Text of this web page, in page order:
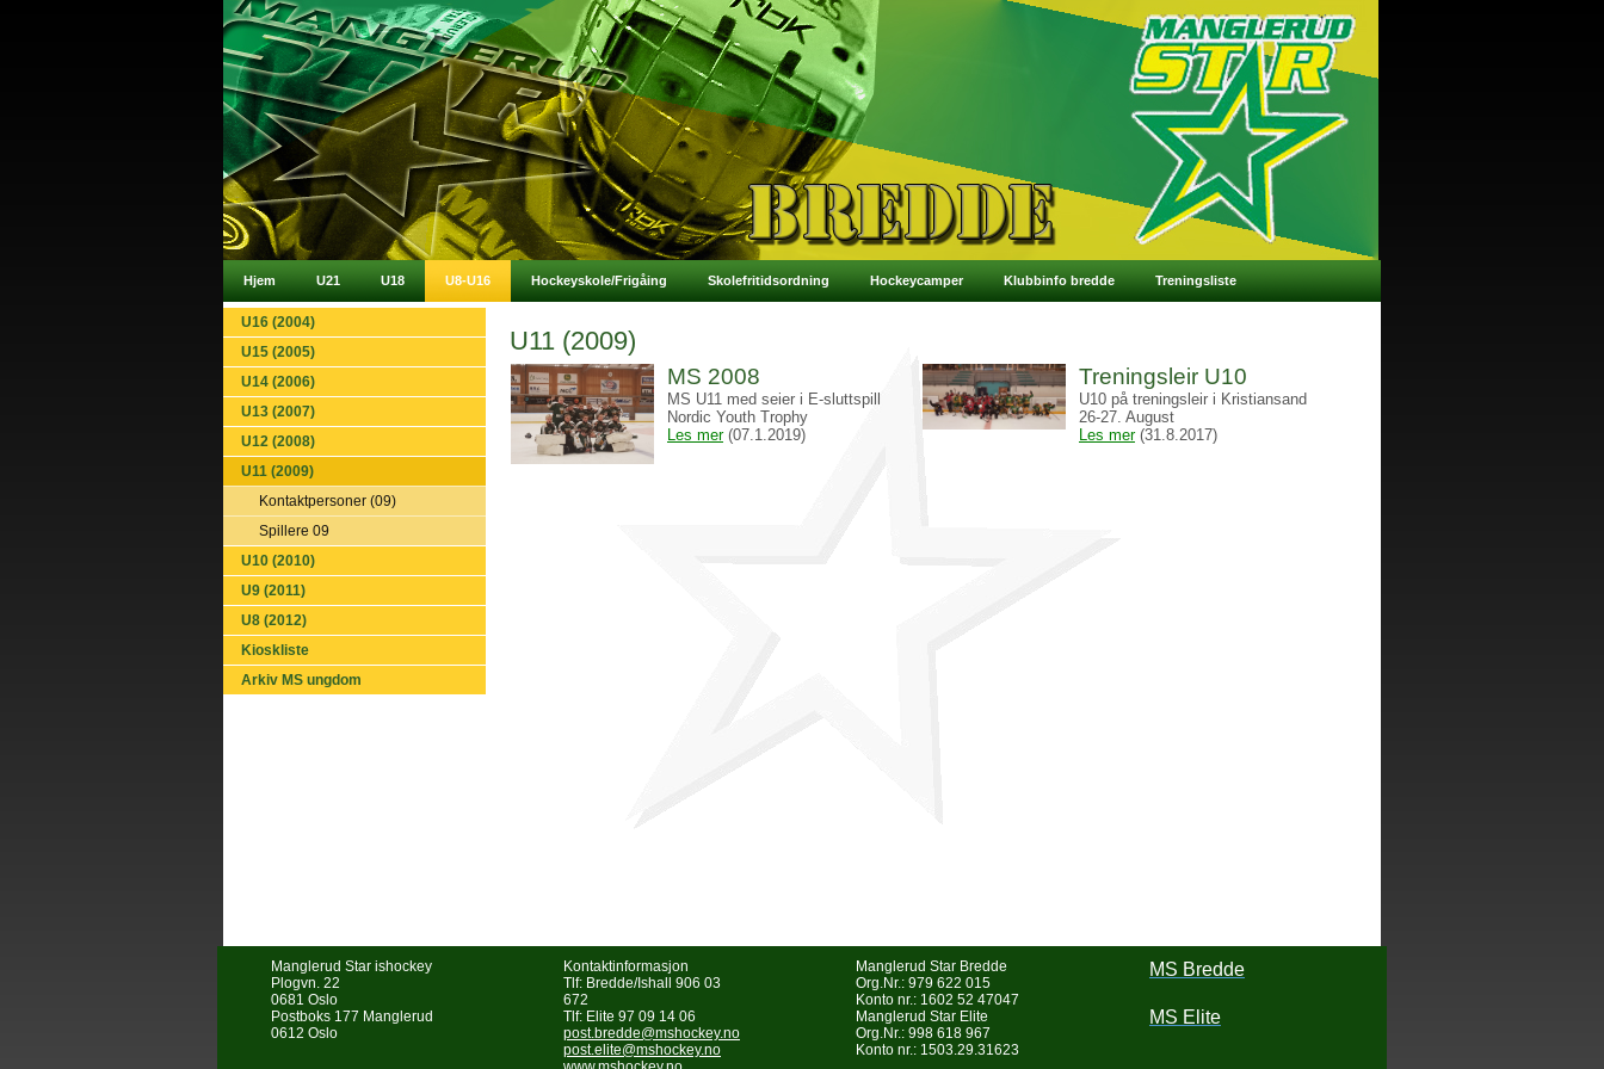
Hjem U21 U18 U8-U16 Hockeyskole/Frigåing Skolefritidsordning Hockeycamper Klubbinfo bredde Treningsliste
U16 (2004)
U15 (2005)
U14 (2006)
U13 (2007)
U12 (2008)
U11 (2009)
Kontaktpersoner (09)
Spillere 09
U10 (2010)
U9 (2011)
U8 (2012)
Kioskliste
Arkiv MS ungdom
U11 (2009)
MS 2008
MS U11 med seier i E-sluttspill
Nordic Youth Trophy
Les mer (07.1.2019)
Treningsleir U10
U10 på treningsleir i Kristiansand
26-27. August
Les mer (31.8.2017)
Manglerud Star ishockey
Plogvn. 22
0681 Oslo
Postboks 177 Manglerud
0612 Oslo
Kontaktinformasjon
Tlf: Bredde/Ishall 906 03
672
Tlf: Elite 97 09 14 06
post.bredde@mshockey.no
post.elite@mshockey.no
Manglerud Star Bredde
Org.Nr.: 979 622 015
Konto nr.: 1602 52 47047
Manglerud Star Elite
Org.Nr.: 998 618 967
Konto nr.: 1503.29.31623
MS Bredde
MS Elite